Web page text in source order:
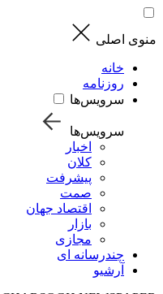
منوی اصلی
خانه
روزنامه
سرویس‌ها
سرویس‌ها
اخبار
کلان
پیشرفت
صمت
اقتصاد جهان
بازار
مجازی
چندرسانه ای
آرشیو